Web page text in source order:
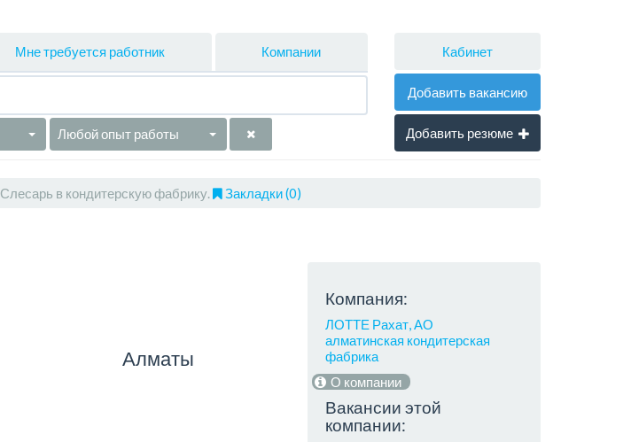
Мне требуется работник Компании
Любой опыт работы
Кабинет
Добавить вакансию
Добавить резюме
Слесарь в кондитерскую фабрику. Закладки (0)
Алматы
Компания:
ЛОТТЕ Рахат, АО
алматинская кондитерская
фабрика
О компании
Вакансии этой
компании: